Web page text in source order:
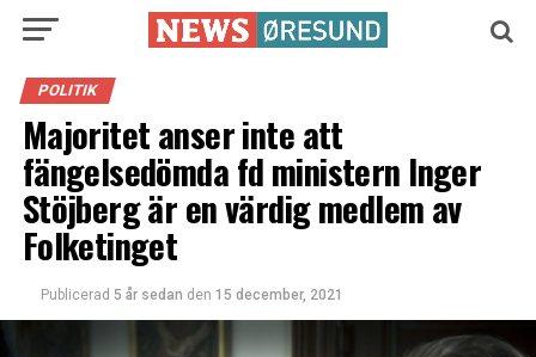
POLITIK
Majoritet anser inte att
fängelsedömda fd ministern Inger
Stöjberg är en värdig medlem av
Folketinget
Publicerad 5 år sedan den 15 december, 2021